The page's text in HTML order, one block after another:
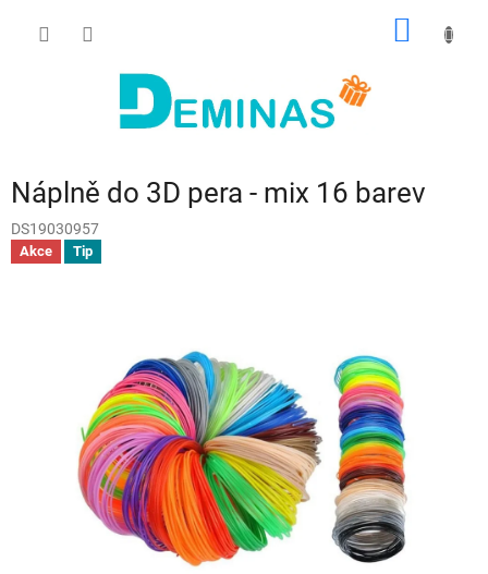
Náplně do 3D pera - mix 16 barev
DS19030957
Akce Tip